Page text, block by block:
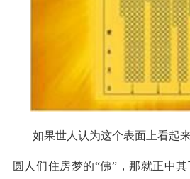
如果世人认为这个表面上看起
圆人们住房梦的“佛”，那就正中